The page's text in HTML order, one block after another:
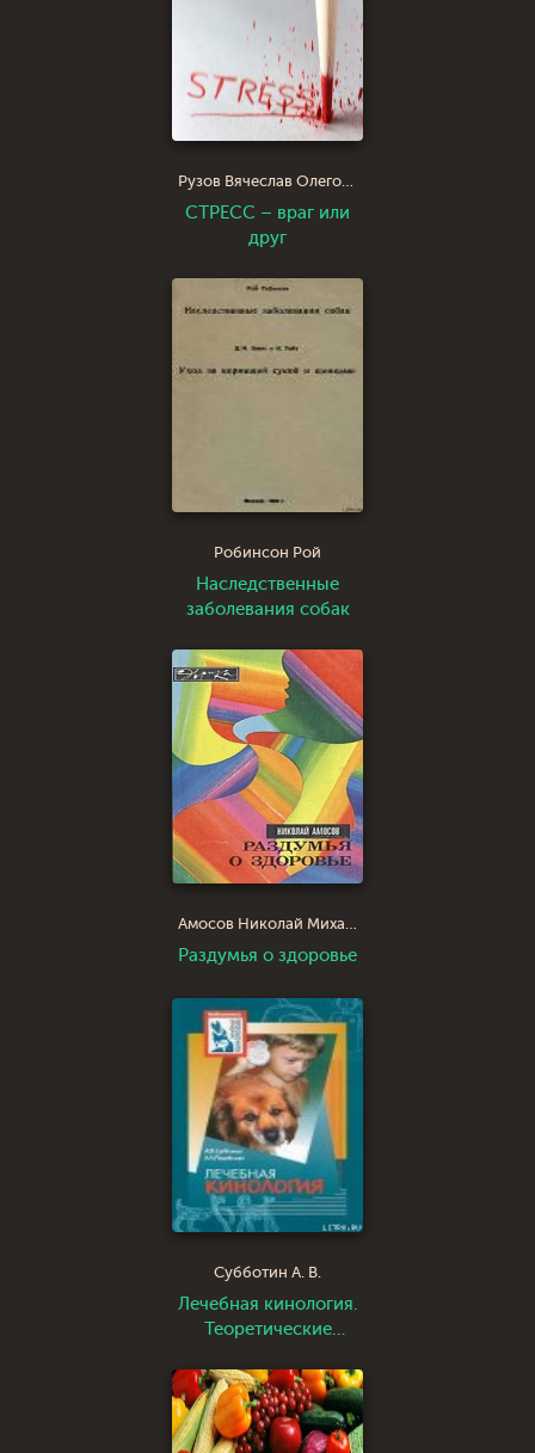
Рузов Вячеслав Олегович Патита Павана дас
СТРЕСС – враг или
друг
Робинсон Рой
Наследственные
заболевания собак
Амосов Николай Михайлович
Раздумья о здоровье
Субботин А. В.
Лечебная кинология.
Теоретические
практическая
реализация (с илл.)